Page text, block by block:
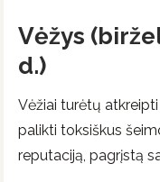
Vėžys
d.)
Vėžiai turėtų
palikti toksiškus
reputaciją, pagrįstą